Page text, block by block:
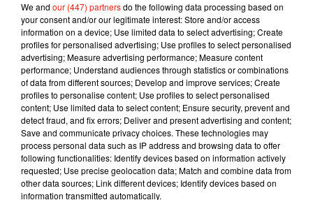
l’entreposage (16%).
Depuis mars 2020, 6 400 procédures de licenciement
collectif pour motif économique hors PSE ont été aussi
notifiées auprès du ministère. Ces procédures concernent
dans plus de neuf cas sur dix des licenciements de moins de
10 salariés. Les secteurs les plus concernés sont le
commerce et la réparation d'automobile (19%), l'industrie
manufacturière (17%), la construction (15%) et
l'hébergement-restauration (13%).
We and our (447) partnersdo the following data processing based on
your consent and/or our legitimate interest: Store and/or access
information on a device; Use limited data to select advertising; Create
profiles for personalised advertising; Use profiles to select personalised
advertising; Measure advertising performance; Measure content
performance; Understand audiences through statistics or combinations
of data from different sources; Develop and improve services; Create
profiles to personalise content; Use profiles to select personalised
content; Use limited data to select content; Ensure security, prevent and
detect fraud, and fix errors; Deliver and present advertising and content;
Save and communicate privacy choices. These technologies may
process personal data such as IP address and browsing data to offer
following functionalities: Identify devices based on information actively
requested; Use precise geolocation data; Match and combine data from
other data sources; Link different devices; Identify devices based on
information transmitted automatically.